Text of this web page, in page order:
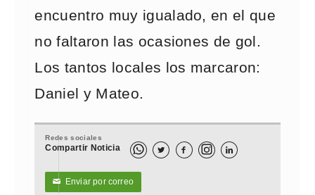
encuentro muy igualado, en el que
no faltaron las ocasiones de gol.
Los tantos locales los marcaron:
Daniel y Mateo.
Redes sociales
Compartir Noticia   
✉ Enviar por correo